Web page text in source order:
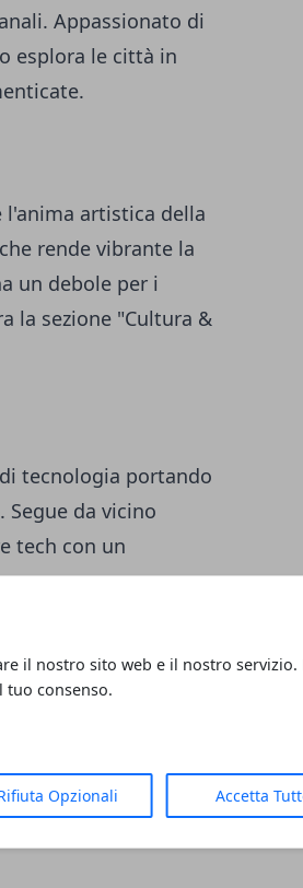
il nostro sito web e il nostro servizio.
tuo consenso.
Opzionali Accetta
Appassionato di
esplora le città in
l'anima artistica della
rende vibrante la
un debole per i
la sezione "Cultura &
tecnologia portando
da vicino
tech con un
locali, gli eventi
contagioso. Ex
nella vita di tutti i
e delle realtà